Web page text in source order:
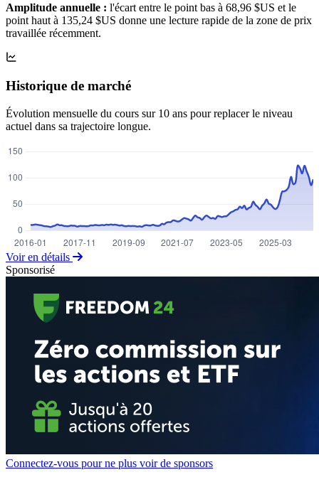
Amplitude annuelle : l'écart entre le point bas à 68,96 $US et le
point haut à 135,24 $US donne une lecture rapide de la zone de prix
travaillée récemment.
Historique de marché
Évolution mensuelle du cours sur 10 ans pour replacer le niveau
actuel dans sa trajectoire longue.
Voir en détails
Sponsorisé
Connectez-vous pour ne plus voir de sponsors